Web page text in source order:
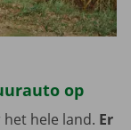
op
hele land. Er